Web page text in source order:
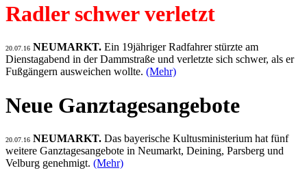
Radler schwer verletzt
20.07.16 NEUMARKT. Ein 19jähriger Radfahrer stürzte am
Dienstagabend in der Dammstraße und verletzte sich schwer, als er
Fußgängern ausweichen wollte. (Mehr)
Neue Ganztagesangebote
20.07.16 NEUMARKT. Das bayerische Kultusministerium hat fünf
weitere Ganztagesangebote in Neumarkt, Deining, Parsberg und
Velburg genehmigt. (Mehr)